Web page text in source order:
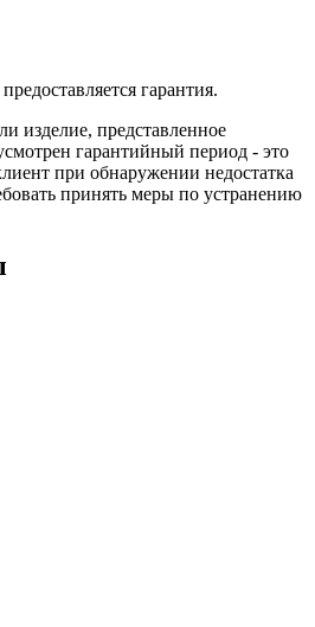
гарантия.
изделие, представленное
гарантийный период - это
при обнаружении недостатка
принять меры по устранению